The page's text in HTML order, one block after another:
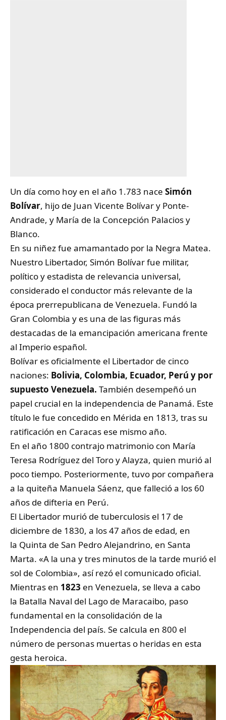
Un día como hoy en el año 1.783 nace Simón
Bolívar, hijo de Juan Vicente Bolívar y Ponte-
Andrade, y María de la Concepción Palacios y
Blanco.
En su niñez fue amamantado por la Negra Matea.
Nuestro Libertador, Simón Bolívar fue militar,
político y estadista de relevancia universal,
considerado el conductor más relevante de la
época prerrepublicana de Venezuela. Fundó la
Gran Colombia y es una de las figuras más
destacadas de la emancipación americana frente
al Imperio español.
Bolívar es oficialmente el Libertador de cinco
naciones: Bolivia, Colombia, Ecuador, Perú y por
supuesto Venezuela. También desempeñó un
papel crucial en la independencia de Panamá. Este
título le fue concedido en Mérida en 1813, tras su
ratificación en Caracas ese mismo año.
En el año 1800 contrajo matrimonio con María
Teresa Rodríguez del Toro y Alayza, quien murió al
poco tiempo. Posteriormente, tuvo por compañera
a la quiteña Manuela Sáenz, que falleció a los 60
años de difteria en Perú.
El Libertador murió de tuberculosis el 17 de
diciembre de 1830, a los 47 años de edad, en
la Quinta de San Pedro Alejandrino, en Santa
Marta. «A la una y tres minutos de la tarde murió el
sol de Colombia», así rezó el comunicado oficial.
Mientras en 1823 en Venezuela, se lleva a cabo
la Batalla Naval del Lago de Maracaibo, paso
fundamental en la consolidación de la
Independencia del país. Se calcula en 800 el
número de personas muertas o heridas en esta
gesta heroica.